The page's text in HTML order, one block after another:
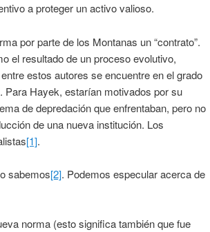
a proteger un activo valioso.
por parte de los Montanas un “contrato”.
el resultado de un proceso evolutivo,
estos autores se encuentre en el grado
Para Hayek, estarían motivados por su
de depredación que enfrentaban, pero no
de una nueva institución. Los
[1].
sabemos[2]. Podemos especular acerca de
norma (esto significa también que fue